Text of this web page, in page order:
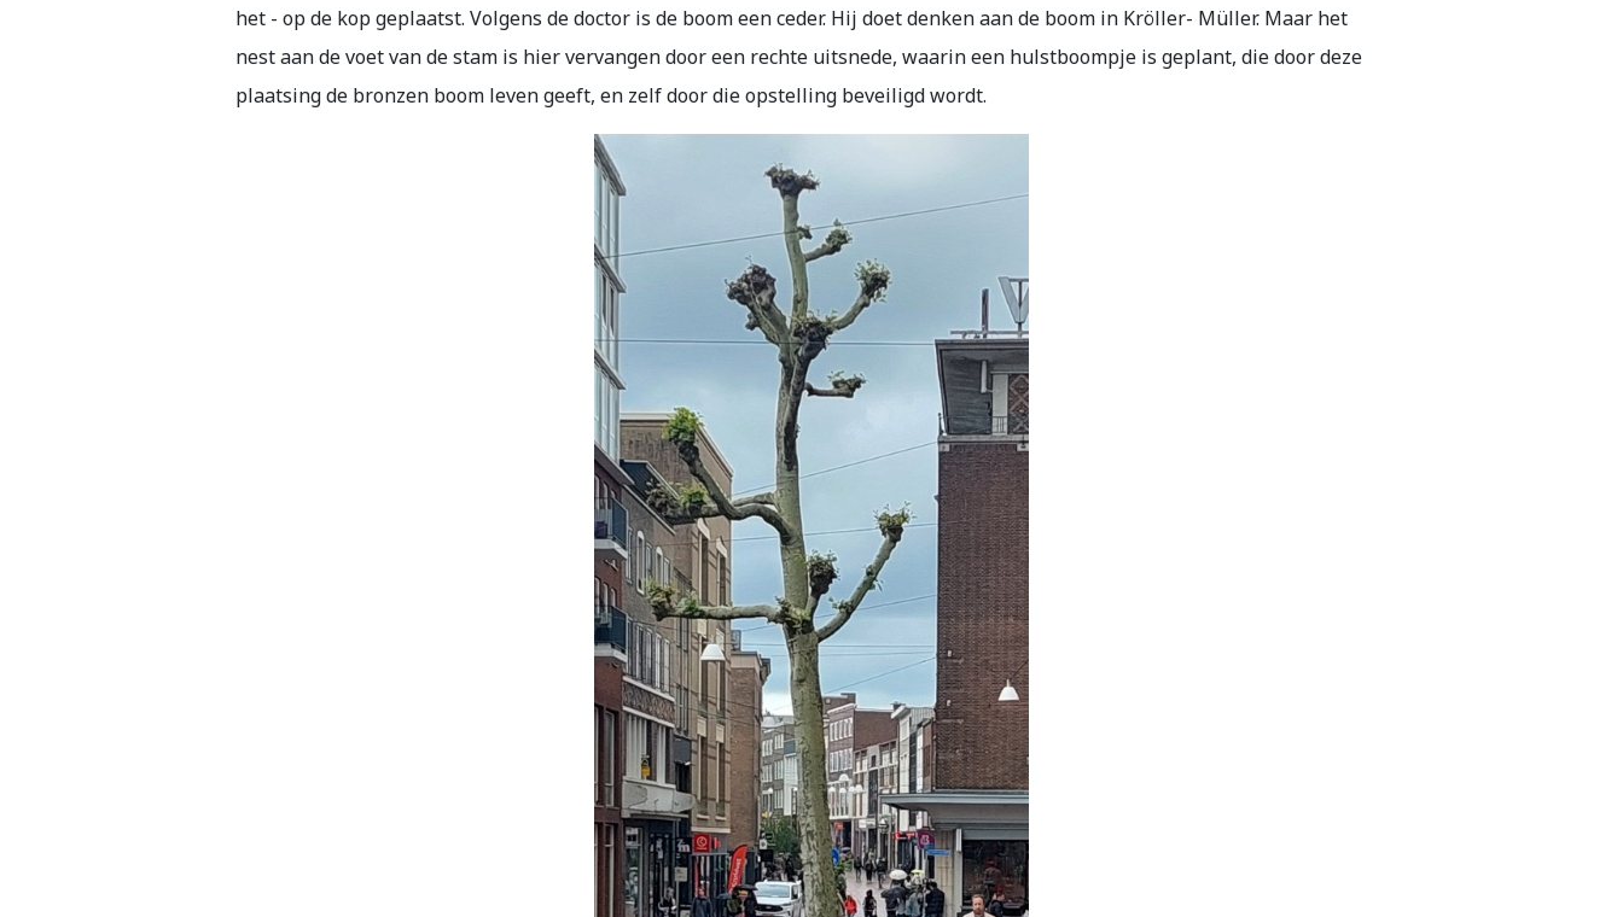
het - op de kop geplaatst. Volgens de doctor is de boom een ceder. Hij doet denken aan de boom in Kröller- Müller. Maar het
nest aan de voet van de stam is hier vervangen door een rechte uitsnede, waarin een hulstboompje is geplant, die door deze
plaatsing de bronzen boom leven geeft, en zelf door die opstelling beveiligd wordt.